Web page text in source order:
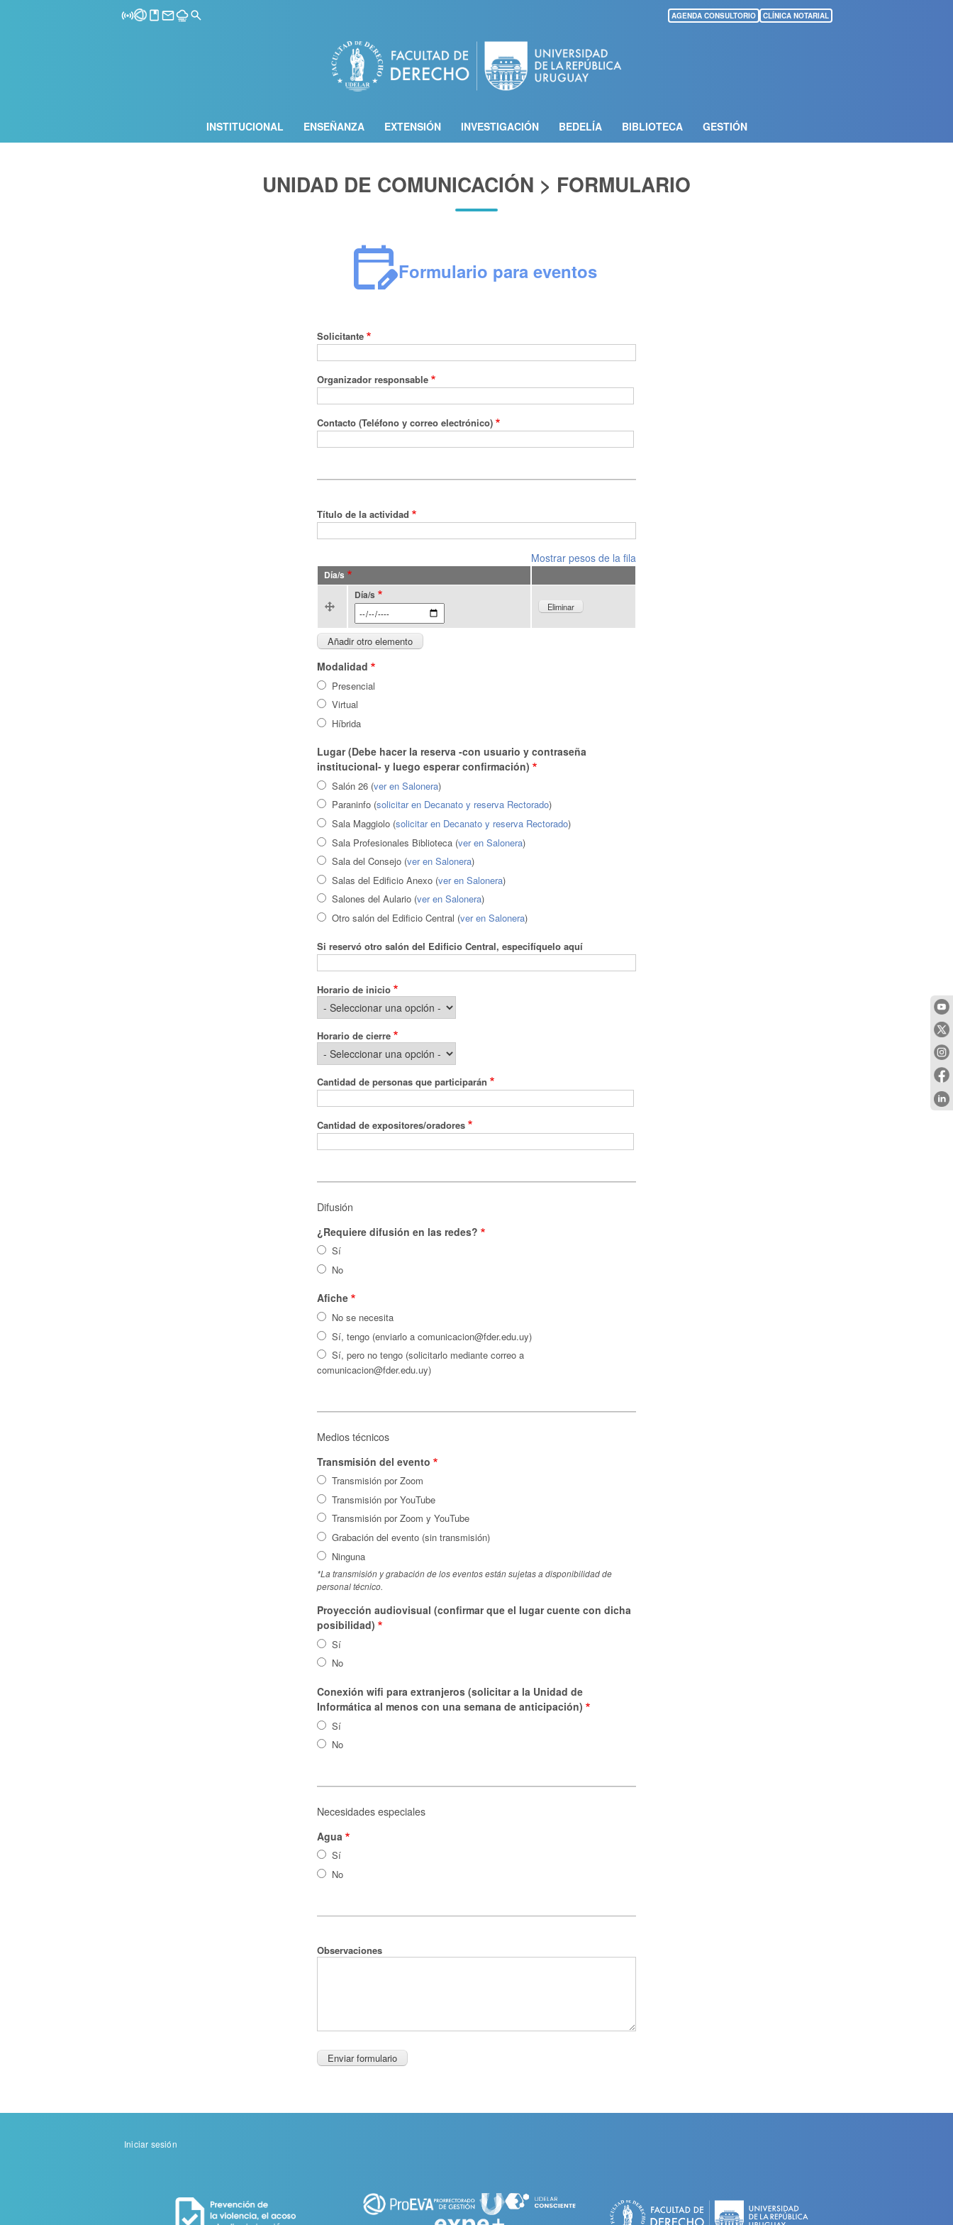
contenido
principal
AGENDA CONSULTORIO CLÍNICA NOTARIAL
INSTITUCIONAL ENSEÑANZA EXTENSIÓN INVESTIGACIÓN BEDELÍA BIBLIOTECA GESTIÓN
UNIDAD DE COMUNICACIÓN > FORMULARIO
edit_calendarFormulario para eventos
Solicitante
Organizador responsable
Contacto (Teléfono y correo electrónico)
Título de la actividad
Mostrar pesos de la fila
Día/s
Día/s
Fecha
Modalidad
Presencial
Virtual
Híbrida
Lugar (Debe hacer la reserva -con usuario y contraseña
institucional- y luego esperar confirmación)
Salón 26 (ver en Salonera)
Paraninfo (solicitar en Decanato y reserva Rectorado)
Sala Maggiolo (solicitar en Decanato y reserva Rectorado)
Sala Profesionales Biblioteca (ver en Salonera)
Sala del Consejo (ver en Salonera)
Salas del Edificio Anexo (ver en Salonera)
Salones del Aulario (ver en Salonera)
Otro salón del Edificio Central (ver en Salonera)
Si reservó otro salón del Edificio Central, especifíquelo aquí
Horario de inicio
Horario de cierre
Cantidad de personas que participarán
Cantidad de expositores/oradores
Difusión
¿Requiere difusión en las redes?
Sí
No
Afiche
No se necesita
Sí, tengo (enviarlo a comunicacion@fder.edu.uy)
Sí, pero no tengo (solicitarlo mediante correo a
comunicacion@fder.edu.uy)
Medios técnicos
Transmisión del evento
Transmisión por Zoom
Transmisión por YouTube
Transmisión por Zoom y YouTube
Grabación del evento (sin transmisión)
Ninguna
*La transmisión y grabación de los eventos están sujetas a disponibilidad de
personal técnico.
Proyección audiovisual (confirmar que el lugar cuente con dicha
posibilidad)
Sí
No
Conexión wifi para extranjeros (solicitar a la Unidad de
Informática al menos con una semana de anticipación)
Sí
No
Necesidades especiales
Agua
Sí
No
Observaciones
Menu
Iniciar sesión